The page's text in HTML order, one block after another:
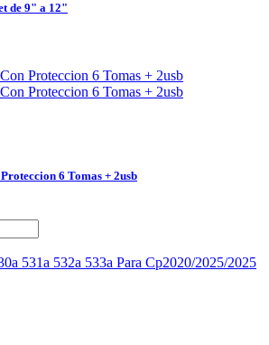
de 9" a 12"
6 Tomas + 2usb